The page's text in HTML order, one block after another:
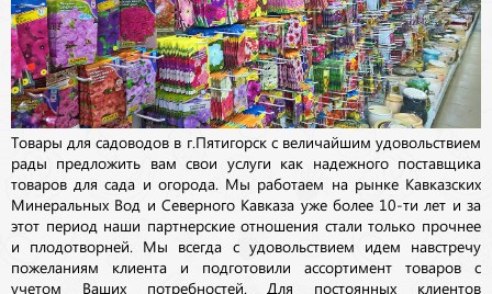
Товары для садоводов в г.Пятигорск с величайшим удовольствием
рады предложить вам свои услуги как надежного поставщика
товаров для сада и огорода. Мы работаем на рынке Кавказских
Минеральных Вод и Северного Кавказа уже более 10-ти лет и за
этот период наши партнерские отношения стали только прочнее
и плодотворней. Мы всегда с удовольствием идем навстречу
пожеланиям клиента и подготовили ассортимент товаров с
учетом Ваших потребностей. Для постоянных клиентов